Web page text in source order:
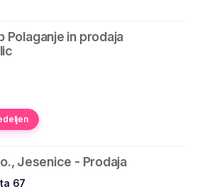
Polaganje in prodaja
Jesenice - Prodaja
67